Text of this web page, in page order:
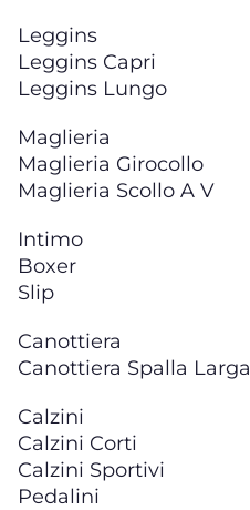
Leggins
Leggins Capri
Leggins Lungo
Maglieria
Maglieria Girocollo
Maglieria Scollo A V
Intimo
Boxer
Slip
Canottiera
Canottiera Spalla Larga
Calzini
Calzini Corti
Calzini Sportivi
Pedalini